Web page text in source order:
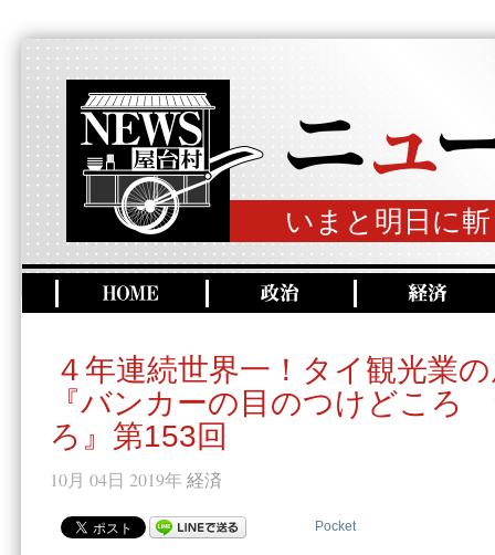
いまと明日に
４年連続世界一！タイ観光業
『バンカーの目のつけどころ
ろ』第153回
10月 04日 2019年 経済
Pocket